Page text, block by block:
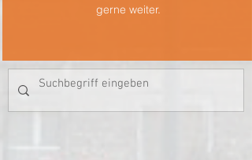
gerne weiter.